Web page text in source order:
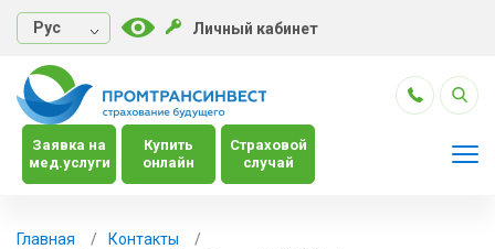
Руc Личный кабинет
Заявка на
мед.услуги
Купить
онлайн
Страховой
случай
Главная
Контакты